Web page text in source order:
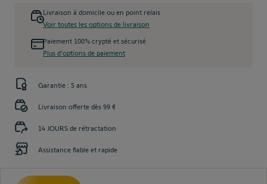
Livraison à domicile ou en point relais
Voir toutes les options de livraison
Paiement 100% crypté et sécurisé
Plus d'options de paiement
Garantie : 5 ans
Livraison offerte dès 99 €
14 JOURS de rétractation
Assistance fiable et rapide